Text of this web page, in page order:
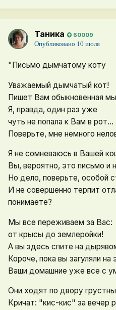
Таника 60009
Опубликовано 10 июля
"Письмо дымчатому коту
Уважаемый дымчатый кот!
Пишет Вам обыкновенная
Я, правда, один раз уже
чуть не попала к Вам в рот…
Поверьте, мне немного
Я не сомневаюсь в Вашей
Вы, вероятно, это письмо и
Но дело, поверьте, особой
И не совершенно терпит
понимаете?
Мы все переживаем за Вас:
от крысы до землеройки!
А вы здесь спите на
Короче, пока вы загуляли на
Ваши домашние уже все с
Они ходят по двору
Кричат: "кис-кис" за вечер